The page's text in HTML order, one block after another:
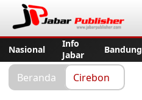
Nasional
Info
Jabar
Bandung
Beranda Cirebon